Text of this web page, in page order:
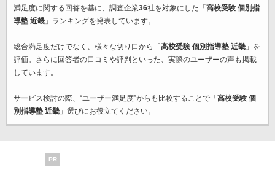
満足度に関する回答を基に、調査企業36社を対象にした「 高校受験 個別指
導塾 近畿」ランキングを発表しています。
総合満足度だけでなく、様々な切り口から「 高校受験 個別指導塾 近畿」を
評価。さらに回答者の口コミや評判といった、実際のユーザーの声も掲載
しています。
サービス検討の際、“ユーザー満足度”からも比較することで「 高校受験 個
別指導塾 近畿」選びにお役立てください。
PR